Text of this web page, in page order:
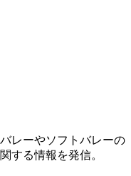
レーやソフトバレーの
する情報を発信。